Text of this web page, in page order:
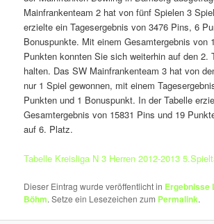
Mainfrankenteam 2 hat von fünf Spielen 3
erzielte ein Tagesergebnis von 3476 Pins, 6
Bonuspunkte. Mit einem Gesamtergebnis von
Punkten konnten Sie sich weiterhin auf den 2.
halten. Das SW Mainfrankenteam 3 hat von
nur 1 Spiel gewonnen, mit einem
Punkten und 1 Bonuspunkt. In der Tabelle
Gesamtergebnis von 15831 Pins und 19
auf 6. Platz.
Tabelle Kreisliga N 3 Herren 2012-2013
Dieser Eintrag wurde veröffentlicht in Ergebnisse
Böhm. Setze ein Lesezeichen zum Permalink.